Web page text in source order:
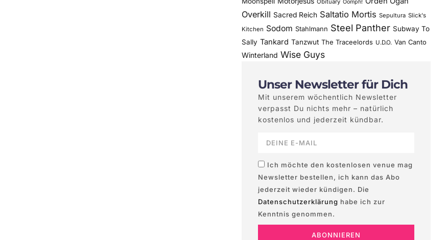
Oomph!
Overkill Sacred Reich Saltatio Mortis Sepultura Slick's
Kitchen Sodom Stahlmann Steel Panther Subway To
Sally Tankard Tanzwut The Traceelords U.D.O. Van Canto
Winterland Wise Guys
Unser Newsletter für Dich
Mit unserem wöchentlich Newsletter
verpasst Du nichts mehr – natürlich
kostenlos und jederzeit kündbar.
Ich möchte den kostenlosen venue mag
Newsletter bestellen, ich kann das Abo
jederzeit wieder kündigen. Die
Datenschutzerklärung habe ich zur
Kenntnis genommen.
ABONNIEREN